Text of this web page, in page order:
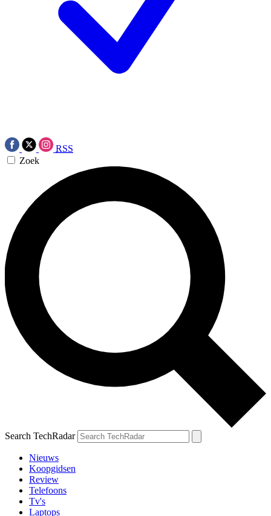
RSS
Zoek
Search TechRadar
Nieuws
Koopgidsen
Review
Telefoons
Tv's
Laptops